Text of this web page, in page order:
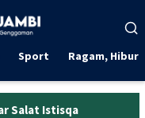
Sport Ragam,
Kejurnas IMC 2026: